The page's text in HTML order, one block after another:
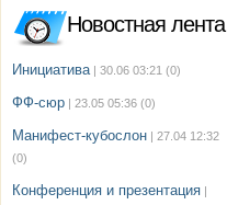
Новостная лента
Инициатива | 30.06 03:21 (0)
ФФ-сюр | 23.05 05:36 (0)
Манифест-кубослон | 27.04 12:32
(0)
Конференция и презентация |